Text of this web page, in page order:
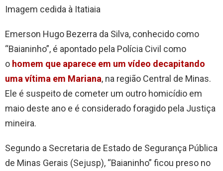
Imagem cedida à Itatiaia
Emerson Hugo Bezerra da Silva, conhecido como
“Baianinho”, é apontado pela Polícia Civil como
o homem que aparece em um vídeo decapitando
uma vítima em Mariana, na região Central de Minas.
Ele é suspeito de cometer um outro homicídio em
maio deste ano e é considerado foragido pela Justiça
mineira.
Segundo a Secretaria de Estado de Segurança Pública
de Minas Gerais (Sejusp), “Baianinho” ficou preso no